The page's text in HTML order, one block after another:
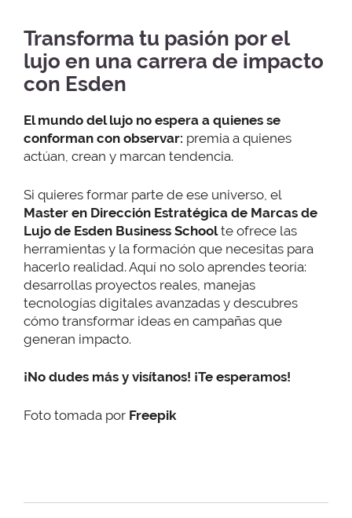
Transforma tu pasión por el
lujo en una carrera de impacto
con Esden
El mundo del lujo no espera a quienes se
conforman con observar: premia a quienes
actúan, crean y marcan tendencia.
Si quieres formar parte de ese universo, el
Master en Dirección Estratégica de Marcas de
Lujo de Esden Business Schoolte ofrece las
herramientas y la formación que necesitas para
hacerlo realidad. Aquí no solo aprendes teoría:
desarrollas proyectos reales, manejas
tecnologías digitales avanzadas y descubres
cómo transformar ideas en campañas que
generan impacto.
¡No dudes más y visítanos! ¡Te esperamos!
Foto tomada por Freepik